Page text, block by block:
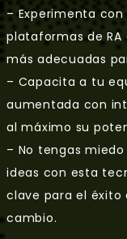
– Experimenta
plataformas de RA
más adecuadas
– Capacita a tu
aumentada con
al máximo su
– No tengas
ideas con esta
clave para el
cambio.